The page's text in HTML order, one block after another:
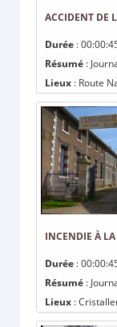
ACCIDENT DE
Durée :
Résumé :
Lieux : Route
INCENDIE À
Durée :
Résumé :
Lieux :